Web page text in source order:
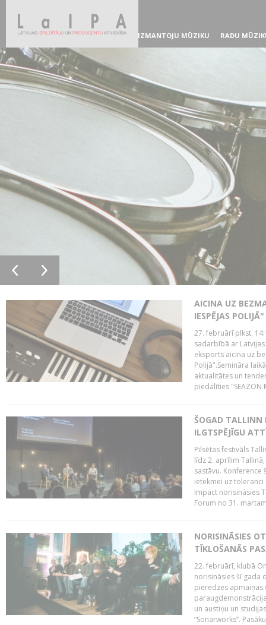
IZMANTOJU MŪZIKU RADU
AICINA UZ
IESPĒJAS POLIJĀ"
27. februārī plkst.
sadarbībā ar
eksports aicina uz
Polijā".Semināra
aktualitātes un
piedalīties "SEAZON
ŠOGAD TALLINN
ILGTSPĒJĪGU
Pilsētas festivāls
līdz 2. aprīlim
sastāvu.
ietekmei uz
Impact norisināsies
Forum no 31.
NORISINĀSIES
TĪKLOŠANĀS
22. februārī, klubā
norisināsies šī gada
pieredzes apmaiņas
un austiņu un
“Sonarworks”.